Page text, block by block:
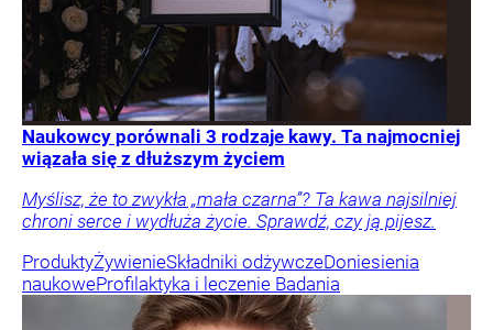
Naukowcy porównali 3 rodzaje kawy. Ta najmocniej
wiązała się z dłuższym życiem
Myślisz, że to zwykła „mała czarna”? Ta kawa najsilniej
chroni serce i wydłuża życie. Sprawdź, czy ją pijesz.
ProduktyŻywienieSkładniki odżywczeDoniesienia
naukoweProfilaktyka i leczenie Badania